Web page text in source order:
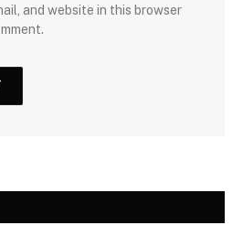
and website in this browser